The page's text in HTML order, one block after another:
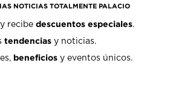
NOTICIAS TOTALMENTE PALACIO
recibedescuentos especiales.
tendencias y noticias.
beneficios y eventos únicos.